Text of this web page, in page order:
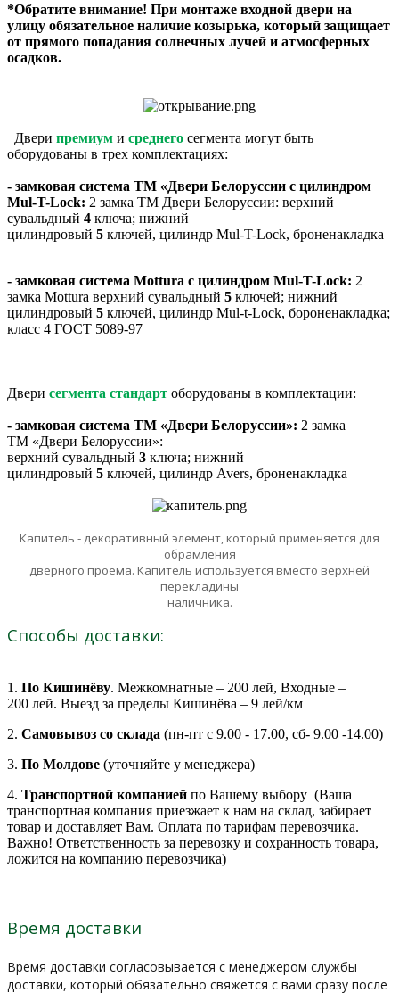
*Обратите внимание! При монтаже входной двери на
улицу обязательное наличие козырька, который защищает
от прямого попадания солнечных лучей и атмосферных
осадков.
Двери премиум и среднего сегмента могут быть
оборудованы в трех комплектациях:
- замковая система ТМ «Двери Белоруссии с цилиндром
Mul-T-Lock: 2 замка ТМ Двери Белоруссии: верхний
сувальдный 4 ключа; нижний
цилиндровый 5 ключей, цилиндр Mul-T-Lock, броненакладка
- замковая система Mottura с цилиндром Mul-T-Lock: 2
замка Mottura верхний сувальдный 5 ключей; нижний
цилиндровый 5 ключей, цилиндр Mul-t-Lock, бороненакладка;
класс 4 ГОСТ 5089-97
Двери сегмента стандарт оборудованы в комплектации:
- замковая система ТМ «Двери Белоруссии»: 2 замка
ТМ «Двери Белоруссии»:
верхний сувальдный 3 ключа; нижний
цилиндровый 5 ключей, цилиндр Avers, броненакладка
Капитель - декоративный элемент, который применяется для
обрамления
дверного проема. Капитель используется вместо верхней
перекладины
наличника.
Способы доставки:
1. По Кишинёву. Межкомнатные – 200 лей, Входные –
200 лей. Выезд за пределы Кишинёва – 9 лей/км
2. Самовывоз со склада (пн-пт с 9.00 - 17.00, сб- 9.00 -14.00)
3. По Молдове (уточняйте у менеджера)
4. Транспортной компанией по Вашему выбору (Ваша
транспортная компания приезжает к нам на склад, забирает
товар и доставляет Вам. Оплата по тарифам перевозчика.
Важно! Ответственность за перевозку и сохранность товара,
ложится на компанию перевозчика)
Время доставки
Время доставки согласовывается с менеджером службы
доставки, который обязательно свяжется с вами сразу после